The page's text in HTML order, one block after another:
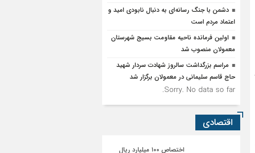
دشمن با جنگ رسانه‌ای به دنبال نابودی امید و
اعتماد مردم است
اولین فرمانده ناحیه مقاومت بسیج شهرستان
معمولان منصوب شد
مراسم بزرگداشت سالروز شهادت سردار شهید
حاج قاسم سلیمانی در معمولان برگزار شد
Sorry. No data so far.
اقتصادی
اختصاص ۱۰۰ میلیارد ریال